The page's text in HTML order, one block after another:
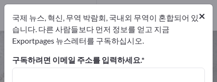
쾌삭강 – 제조업체 및 공급업체 찾기
개의 수출 업체2
제조업체2×
국제 뉴스, 혁신, 무역 박람회, 국내외 무역이 혼합되어 있
습니다. 다른 사람들보다 먼저 정보를 얻고 지금
Exportpages 뉴스레터를 구독하십시오.
구독하려면 이메일 주소를 입력하세요.